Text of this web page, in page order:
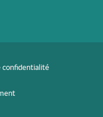
confidentialité